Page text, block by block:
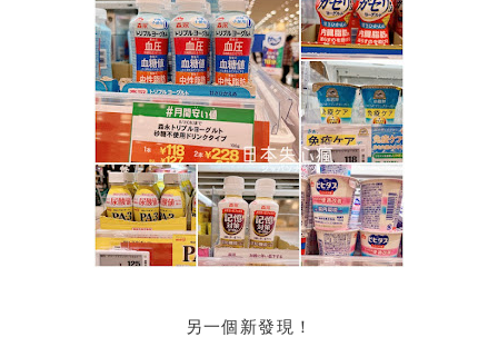
另一個新發現！